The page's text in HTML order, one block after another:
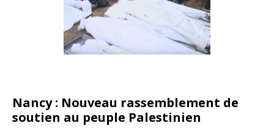
Nancy : Nouveau rassemblement de
soutien au peuple Palestinien